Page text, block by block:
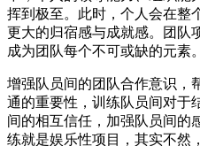
挥到极至。此时，个人会在整
更大的归宿感与成就感。团队
成为团队每个不可或缺的元素。
增强队员间的团队合作意识，
通的重要性，训练队员间对于
间的相互信任，加强队员间的
练就是娱乐性项目，其实不然